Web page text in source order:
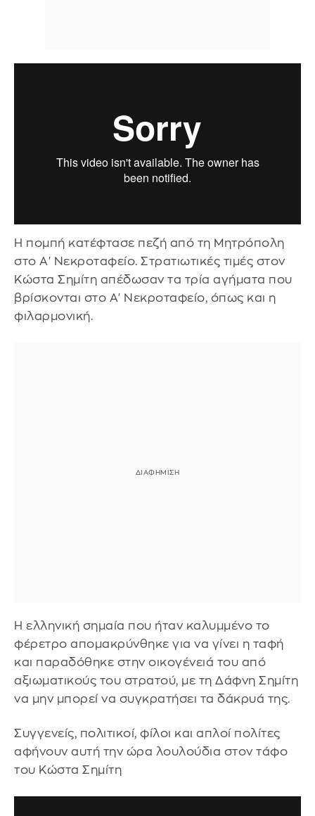
Η πομπή κατέφτασε πεζή από τη Μητρόπολη
στο Α' Νεκροταφείο. Στρατιωτικές τιμές στον
Κώστα Σημίτη απέδωσαν τα τρία αγήματα που
βρίσκονται στο Α' Νεκροταφείο, όπως και η
φιλαρμονική.
Η ελληνική σημαία που ήταν καλυμμένο το
φέρετρο απομακρύνθηκε για να γίνει η ταφή
και παραδόθηκε στην οικογένειά του από
αξιωματικούς του στρατού, με τη Δάφνη Σημίτη
να μην μπορεί να συγκρατήσει τα δάκρυά της.
Συγγενείς, πολιτικοί, φίλοι και απλοί πολίτες
αφήνουν αυτή την ώρα λουλούδια στον τάφο
του Κώστα Σημίτη